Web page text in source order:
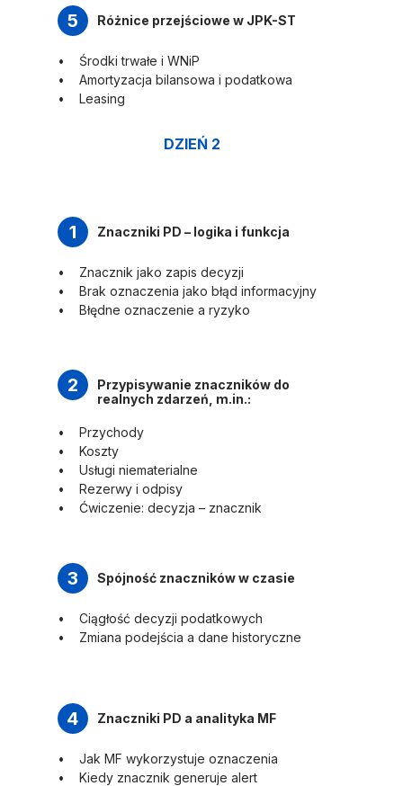
5 Różnice przejściowe w JPK-ST
Środki trwałe i WNiP
Amortyzacja bilansowa i podatkowa
Leasing
DZIEŃ 2
1 Znaczniki PD – logika i funkcja
Znacznik jako zapis decyzji
Brak oznaczenia jako błąd informacyjny
Błędne oznaczenie a ryzyko
2
Przypisywanie znaczników do
realnych zdarzeń, m.in.:
Przychody
Koszty
Usługi niematerialne
Rezerwy i odpisy
Ćwiczenie: decyzja – znacznik
3 Spójność znaczników w czasie
Ciągłość decyzji podatkowych
Zmiana podejścia a dane historyczne
4 Znaczniki PD a analityka MF
Jak MF wykorzystuje oznaczenia
Kiedy znacznik generuje alert